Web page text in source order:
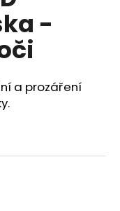
-
a prozáření